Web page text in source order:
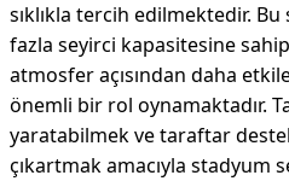
sıklıkla tercih edilmektedir.
fazla seyirci kapasitesine
atmosfer açısından daha
önemli bir rol oynamaktadır.
yaratabilmek ve taraftar
çıkartmak amacıyla stadyum